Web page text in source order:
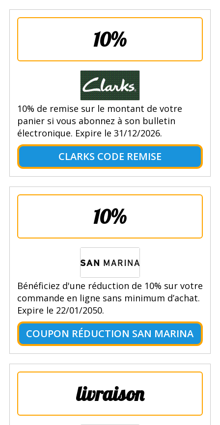
10%
10% de remise sur le montant de votre
panier si vous abonnez à son bulletin
électronique. Expire le 31/12/2026.
CLARKS CODE REMISE
10%
Bénéficiez d'une réduction de 10% sur votre
commande en ligne sans minimum d’achat.
Expire le 22/01/2050.
COUPON RÉDUCTION SAN MARINA
livraison